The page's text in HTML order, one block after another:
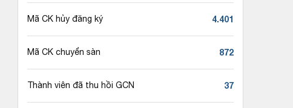
Mã CK hủy đăng ký 4.401
Mã CK chuyển sàn 872
Thành viên đã thu hồi GCN 37